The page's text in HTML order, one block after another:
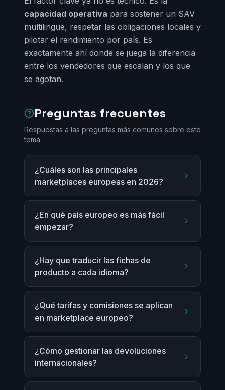
capacidad operativa para sostener un SAV
multilingüe, respetar las obligaciones locales y
pilotar el rendimiento por país. Es
exactamente ahí donde se juega la diferencia
entre los vendedores que escalan y los que
se agotan.
Preguntas frecuentes
Respuestas a las preguntas más comunes sobre este
tema.
¿Cuáles son las principales
marketplaces europeas en 2026?
¿En qué país europeo es más fácil
empezar?
¿Hay que traducir las fichas de
producto a cada idioma?
¿Qué tarifas y comisiones se aplican
en marketplace europeo?
¿Cómo gestionar las devoluciones
internacionales?